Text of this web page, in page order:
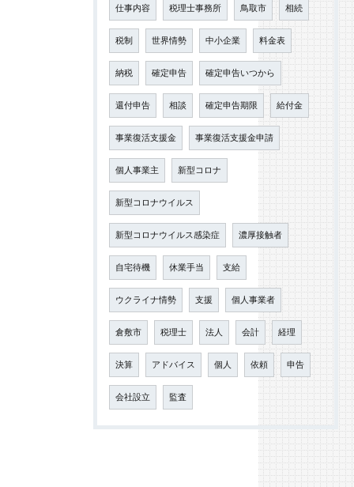
仕事内容 税理士事務所 鳥取市 相続
税制 世界情勢 中小企業 料金表
納税 確定申告 確定申告いつから
還付申告 相談 確定申告期限 給付金
事業復活支援金 事業復活支援金申請
個人事業主 新型コロナ
新型コロナウイルス
新型コロナウイルス感染症 濃厚接触者
自宅待機 休業手当 支給
ウクライナ情勢 支援 個人事業者
倉敷市 税理士 法人 会計 経理
決算 アドバイス 個人 依頼 申告
会社設立 監査